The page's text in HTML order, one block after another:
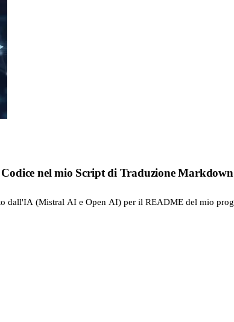
nel mio Script di Traduzione
dall'IA (Mistral AI e Open AI) per il README del mio